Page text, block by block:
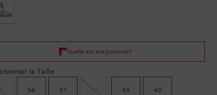
la Taille
36 37 39 40